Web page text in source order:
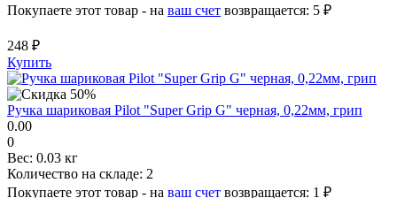
Покупаете этот товар - на ваш счет возвращается: 5 ₽
248 ₽
Купить
Ручка шариковая Pilot "Super Grip G" черная, 0,22мм, грип
0.00
0
Вес: 0.03 кг
Количество на складе: 2
Покупаете этот товар - на ваш счет возвращается: 1 ₽